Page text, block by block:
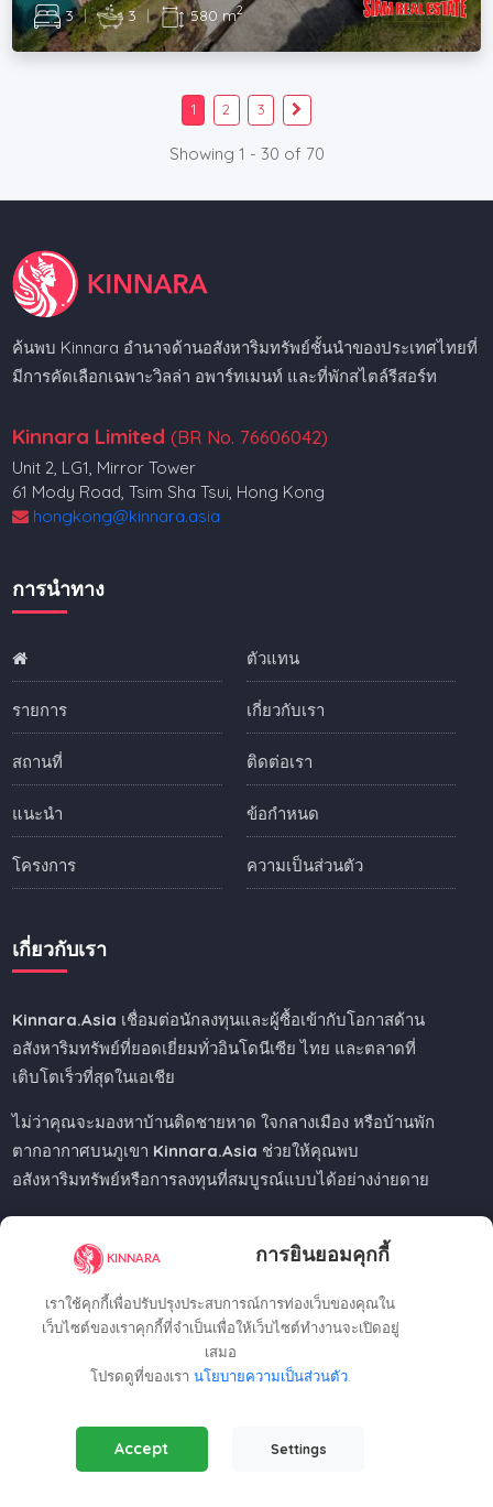
3 | 3 | 580 m2
1 2 3
Showing 1 - 30 of 70
การยินยอมคุกกี้
เราใช้คุกกี้เพื่อปรับปรุงประสบการณ์การท่องเว็บของคุณใน
เว็บไซต์ของเราคุกกี้ที่จำเป็นเพื่อให้เว็บไซต์ทำงานจะเปิดอยู่
เสมอ
โปรดดูที่ของเรา นโยบายความเป็นส่วนตัว.
Essential Cookies(Always Active)
Required for the website to function properly.
Accept Settings
ค้นพบ Kinnara อำนาจด้านอสังหาริมทรัพย์ชั้นนำของประเทศไทยที่
มีการคัดเลือกเฉพาะวิลล่า อพาร์ทเมนท์ และที่พักสไตล์รีสอร์ท
Kinnara Limited (BR No. 76606042)
Unit 2, LG1, Mirror Tower
61 Mody Road, Tsim Sha Tsui, Hong Kong
hongkong@kinnara.asia
การนำทาง
รายการ
สถานที่
แนะนำ
โครงการ
ตัวแทน
เกี่ยวกับเรา
ติดต่อเรา
ข้อกำหนด
ความเป็นส่วนตัว
เกี่ยวกับเรา
Kinnara.Asia เชื่อมต่อนักลงทุนและผู้ซื้อเข้ากับโอกาสด้าน
อสังหาริมทรัพย์ที่ยอดเยี่ยมทั่วอินโดนีเซีย ไทย และตลาดที่
เติบโตเร็วที่สุดในเอเชีย
ไม่ว่าคุณจะมองหาบ้านติดชายหาด ใจกลางเมือง หรือบ้านพัก
ตากอากาศบนภูเขา Kinnara.Asia ช่วยให้คุณพบ
อสังหาริมทรัพย์หรือการลงทุนที่สมบูรณ์แบบได้อย่างง่ายดาย
Regional Offices
Kinnara Limited - Thailand
58, 9 Lagoon Rd, Choeng Thale
+66809201023
thailand@kinnara.asia